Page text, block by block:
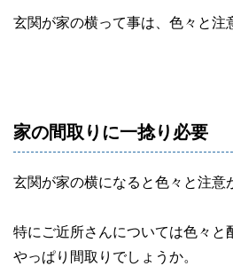
玄関が家の横って事は、色々と注
家の間取りに一捻り必要
玄関が家の横になると色々と注意
特にご近所さんについては色々と
やっぱり間取りでしょうか。